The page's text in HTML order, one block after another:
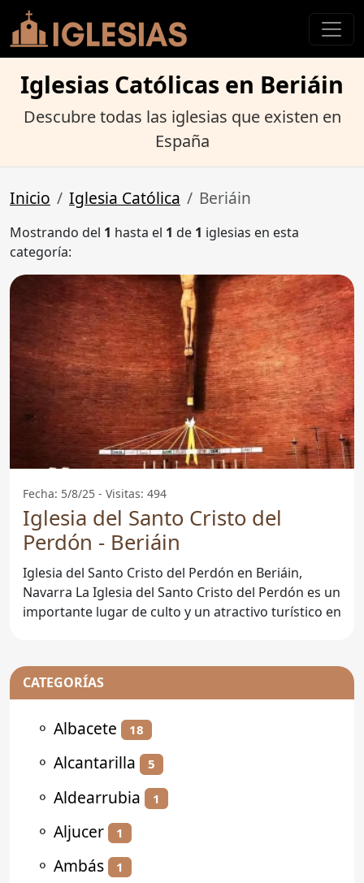
Iglesias Católicas en Beriáin
Descubre todas las iglesias que existen en
España
Inicio Iglesia Católica Beriáin
Mostrando del 1 hasta el 1 de 1 iglesias en esta
categoría:
Fecha: 5/8/25 - Visitas: 494
Iglesia del Santo Cristo del
Perdón - Beriáin
Iglesia del Santo Cristo del Perdón en Beriáin,
Navarra La Iglesia del Santo Cristo del Perdón es un
importante lugar de culto y un atractivo turístico en
CATEGORÍAS
⚬ Albacete 18
⚬ Alcantarilla 5
⚬ Aldearrubia 1
⚬ Aljucer 1
⚬ Ambás 1